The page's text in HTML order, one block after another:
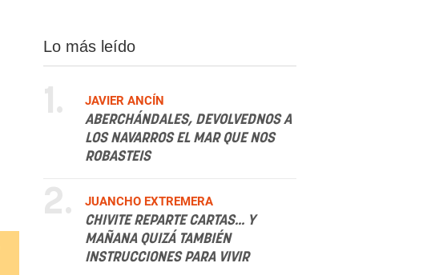
Lo más leído
1.
JAVIER ANCÍN
ABERCHÁNDALES, DEVOLVEDNOS A
LOS NAVARROS EL MAR QUE NOS
ROBASTEIS
2.
JUANCHO EXTREMERA
CHIVITE REPARTE CARTAS... Y
MAÑANA QUIZÁ TAMBIÉN
INSTRUCCIONES PARA VIVIR